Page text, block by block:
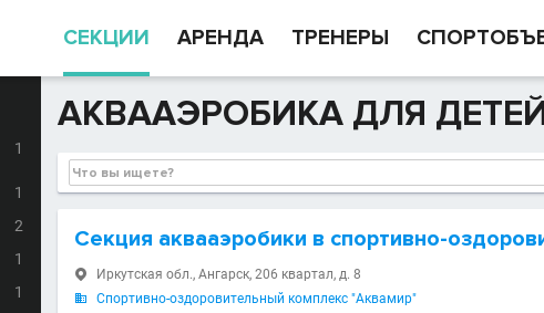
СЕКЦИИ АРЕНДА ТРЕНЕРЫ
1
1
2
1
1
АКВААЭРОБИКА ДЛЯ
Секция аквааэробики в спортивно-
 Иркутская обл., Ангарск, 206 квартал, д. 8
 Спортивно-оздоровительный комплекс "Аквамир"